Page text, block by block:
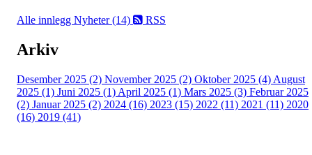
Alle innlegg Nyheter (14) RSS
Arkiv
Desember 2025 (2) November 2025 (2) Oktober 2025 (4) August
2025 (1) Juni 2025 (1) April 2025 (1) Mars 2025 (3) Februar 2025
(2) Januar 2025 (2) 2024 (16) 2023 (15) 2022 (11) 2021 (11) 2020
(16) 2019 (41)